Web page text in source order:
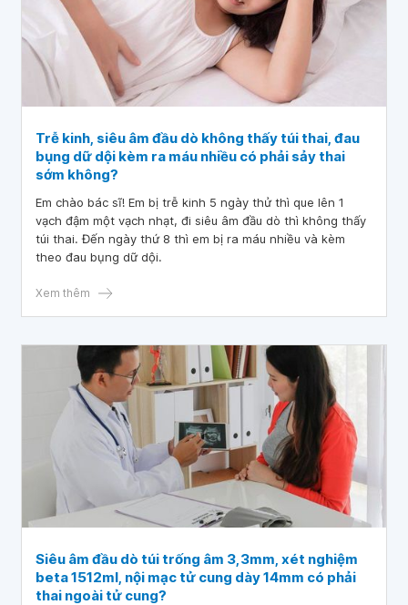
Trễ kinh, siêu âm đầu dò không thấy túi thai, đau
bụng dữ dội kèm ra máu nhiều có phải sảy thai
sớm không?
Em chào bác sĩ! Em bị trễ kinh 5 ngày thử thì que lên 1
vạch đậm một vạch nhạt, đi siêu âm đầu dò thì không thấy
túi thai. Đến ngày thứ 8 thì em bị ra máu nhiều và kèm
theo đau bụng dữ dội.
Xem thêm
Siêu âm đầu dò túi trống âm 3,3mm, xét nghiệm
beta 1512ml, nội mạc tử cung dày 14mm có phải
thai ngoài tử cung?